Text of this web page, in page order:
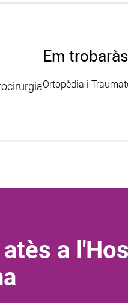
Em
Ortopèdia i
a